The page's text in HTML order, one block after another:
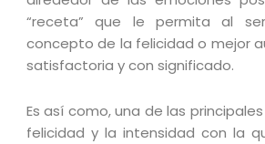
“receta” que le permita al
concepto de la felicidad o mejor
satisfactoria y con significado.
Es así como, una de las
felicidad y la intensidad con la